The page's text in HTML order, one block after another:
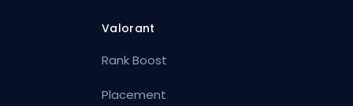
Valorant
Rank Boost
Placement